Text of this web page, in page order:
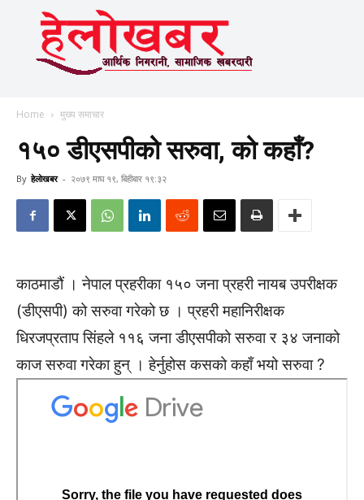
Home मुख्य समाचार
१५० डीएसपीको सरुवा, को कहाँ?
By हेलाेखबर - २०७९ माघ १९, बिहीबार १९:३२
काठमाडौं । नेपाल प्रहरीका १५० जना प्रहरी नायब उपरीक्षक
(डीएसपी) को सरुवा गरेको छ । प्रहरी महानिरीक्षक
धिरजप्रताप सिंहले ११६ जना डीएसपीको सरुवा र ३४ जनाको
काज सरुवा गरेका हुन् । हेर्नुहोस कसको कहाँ भयो सरुवा ?